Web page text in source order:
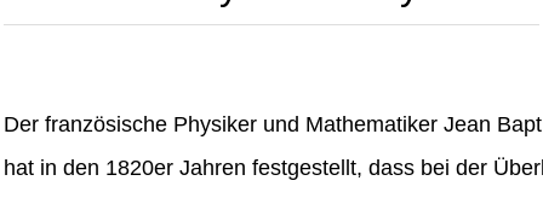
Der französische Physiker und Mathematiker Jean
hat in den 1820er Jahren festgestellt, dass bei der